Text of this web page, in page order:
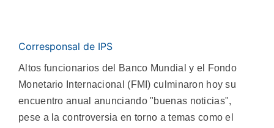
Corresponsal de IPS
Altos funcionarios del Banco Mundial y el Fondo
Monetario Internacional (FMI) culminaron hoy su
encuentro anual anunciando "buenas noticias",
pese a la controversia en torno a temas como el